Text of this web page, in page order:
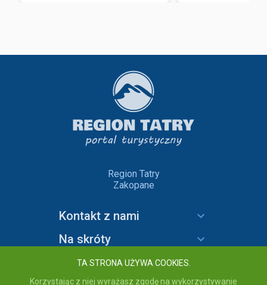
Region Tatry
Zakopane
Kontakt z nami
Na skróty
Informacje
TA STRONA UŻYWA COOKIES.
Korzystając z niej wyrażasz zgodę na wykorzystywanie